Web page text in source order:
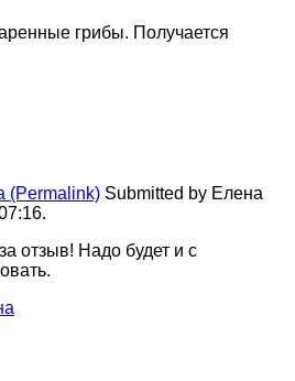
грибы. Получается
(Permalink) Submitted by Елена
отзыв! Надо будет и с